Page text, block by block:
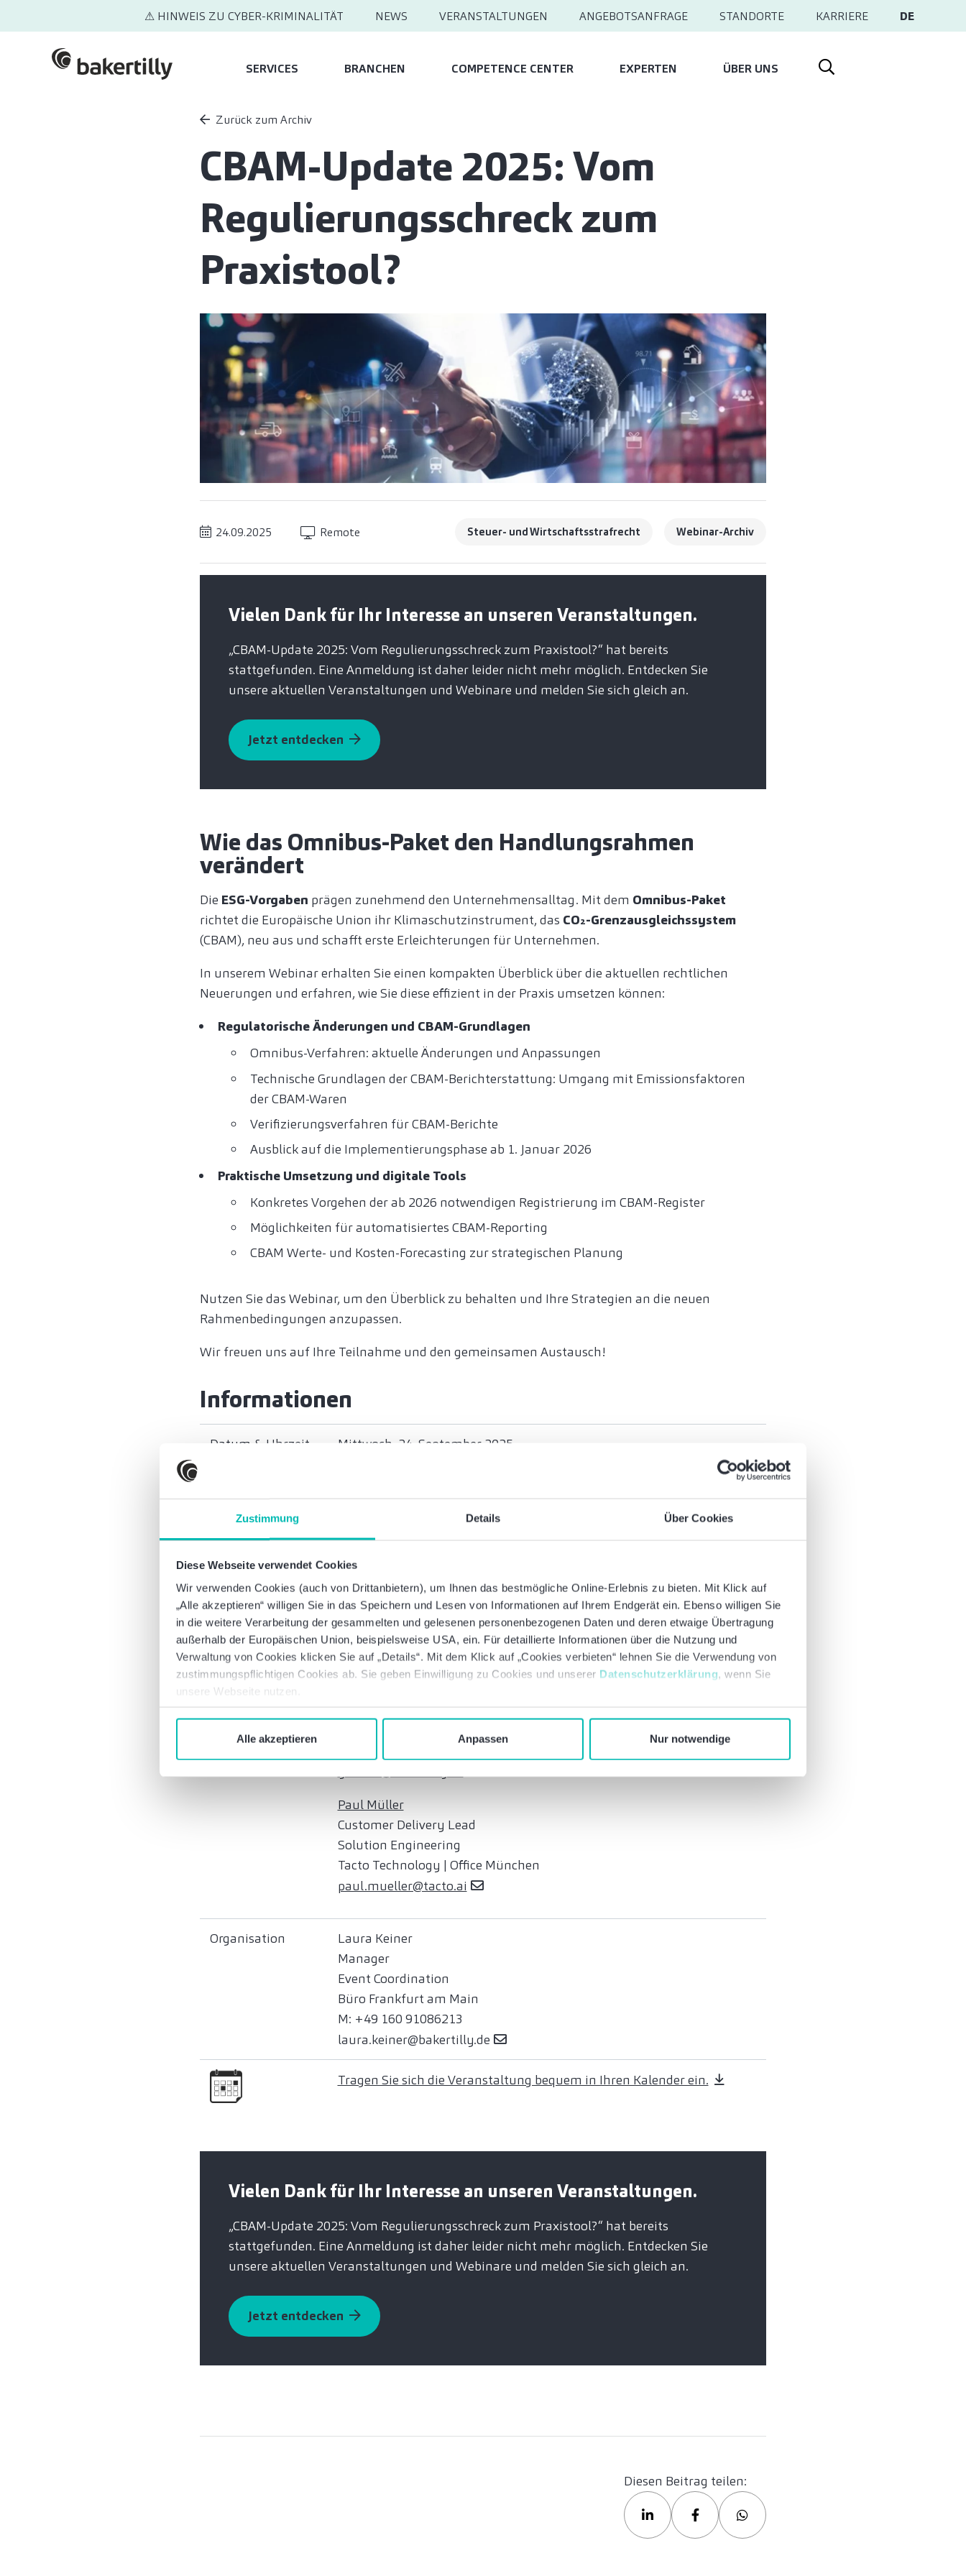
Zustimmung Details Über Cookies
Diese Webseite verwendet Cookies
Wir verwenden Cookies (auch von Drittanbietern), um Ihnen das bestmögliche Online-Erlebnis zu bieten. Mit Klick auf
„Alle akzeptieren“ willigen Sie in das Speichern und Lesen von Informationen auf Ihrem Endgerät ein. Ebenso willigen Sie
in die weitere Verarbeitung der gesammelten und gelesenen personenbezogenen Daten und deren etwaige Übertragung
außerhalb der Europäischen Union, beispielsweise USA, ein. Für detaillierte Informationen über die Nutzung und
Verwaltung von Cookies klicken Sie auf „Details“. Mit dem Klick auf „Cookies verbieten“ lehnen Sie die Verwendung von
zustimmungspflichtigen Cookies ab. Sie geben Einwilligung zu Cookies und unserer Datenschutzerklärung, wenn Sie
unsere Webseite nutzen.
Nur notwendige
Anpassen
Alle akzeptieren
⚠ HINWEIS ZU CYBER-KRIMINALITÄT NEWS VERANSTALTUNGEN ANGEBOTSANFRAGE STANDORTE KARRIERE DE
SERVICES BRANCHEN COMPETENCE CENTER EXPERTEN ÜBER UNS
Zurück zum Archiv
CBAM-Update 2025: Vom
Regulierungsschreck zum
Praxistool?
24.09.2025 Remote Steuer- und Wirtschaftsstrafrecht Webinar-Archiv
Vielen Dank für Ihr Interesse an unseren Veranstaltungen.
„CBAM-Update 2025: Vom Regulierungsschreck zum Praxistool?“ hat bereits
stattgefunden. Eine Anmeldung ist daher leider nicht mehr möglich. Entdecken Sie
unsere aktuellen Veranstaltungen und Webinare und melden Sie sich gleich an.
Jetzt entdecken
Wie das Omnibus-Paket den Handlungsrahmen
verändert
Die ESG-Vorgaben prägen zunehmend den Unternehmensalltag. Mit dem Omnibus-Paket
richtet die Europäische Union ihr Klimaschutzinstrument, das CO₂-Grenzausgleichssystem
(CBAM), neu aus und schafft erste Erleichterungen für Unternehmen.
In unserem Webinar erhalten Sie einen kompakten Überblick über die aktuellen rechtlichen
Neuerungen und erfahren, wie Sie diese effizient in der Praxis umsetzen können:
Regulatorische Änderungen und CBAM-Grundlagen
Omnibus-Verfahren: aktuelle Änderungen und Anpassungen
Technische Grundlagen der CBAM-Berichterstattung: Umgang mit Emissionsfaktoren
der CBAM-Waren
Verifizierungsverfahren für CBAM-Berichte
Ausblick auf die Implementierungsphase ab 1. Januar 2026
Praktische Umsetzung und digitale Tools
Konkretes Vorgehen der ab 2026 notwendigen Registrierung im CBAM-Register
Möglichkeiten für automatisiertes CBAM-Reporting
CBAM Werte- und Kosten-Forecasting zur strategischen Planung
Nutzen Sie das Webinar, um den Überblick zu behalten und Ihre Strategien an die neuen
Rahmenbedingungen anzupassen.
Wir freuen uns auf Ihre Teilnahme und den gemeinsamen Austausch!
Informationen
Datum & Uhrzeit
Mittwoch, 24. September 2025
Nils Borcherding
Wirtschaftsprüfer, Steuerberater
Büro Hamburg
T: +49 40 600880-150
nils.borcherding@bakertilly.de
Director
Büro Frankfurt am Main
Paul Müller
Customer Delivery Lead
Solution Engineering
Tacto Technology | Office München
paul.mueller@tacto.ai
Organisation
Laura Keiner
Manager
Event Coordination
Büro Frankfurt am Main
M: +49 160 91086213
laura.keiner@bakertilly.de
Tragen Sie sich die Veranstaltung bequem in Ihren Kalender ein.
Vielen Dank für Ihr Interesse an unseren Veranstaltungen.
„CBAM-Update 2025: Vom Regulierungsschreck zum Praxistool?“ hat bereits
stattgefunden. Eine Anmeldung ist daher leider nicht mehr möglich. Entdecken Sie
unsere aktuellen Veranstaltungen und Webinare und melden Sie sich gleich an.
Jetzt entdecken
Diesen Beitrag teilen: